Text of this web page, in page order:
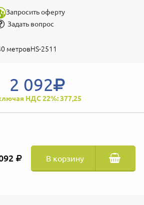
Запросить оферту
Задать вопрос
метровHS-2511
2 092
НДС 22%: 377,25
В корзину